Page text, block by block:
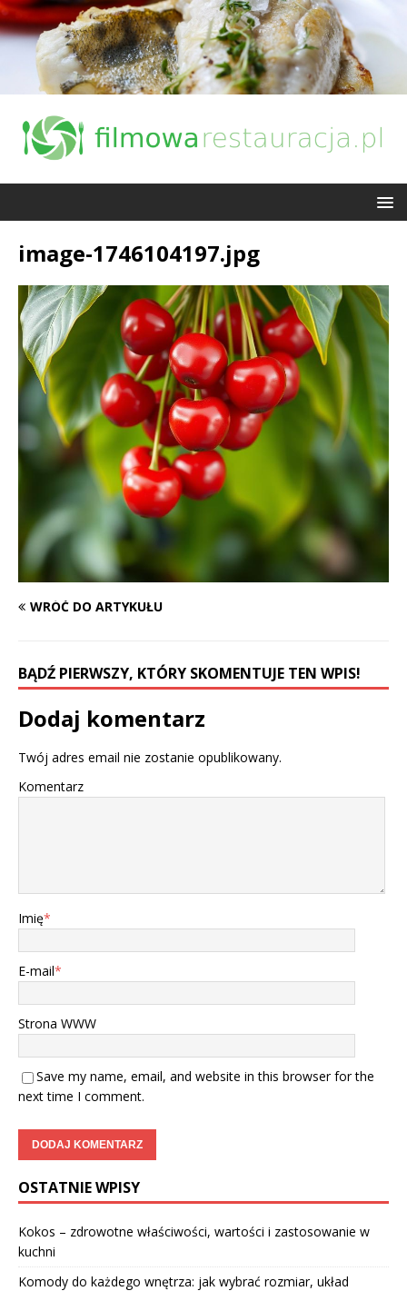
image-1746104197.jpg
WRÓĆ DO ARTYKUŁU
BĄDŹ PIERWSZY, KTÓRY SKOMENTUJE TEN WPIS!
Dodaj komentarz
Twój adres email nie zostanie opublikowany.
Komentarz
Imię*
E-mail*
Strona WWW
Save my name, email, and website in this browser for the
next time I comment.
OSTATNIE WPISY
Kokos – zdrowotne właściwości, wartości i zastosowanie w
kuchni
Komody do każdego wnętrza: jak wybrać rozmiar, układ